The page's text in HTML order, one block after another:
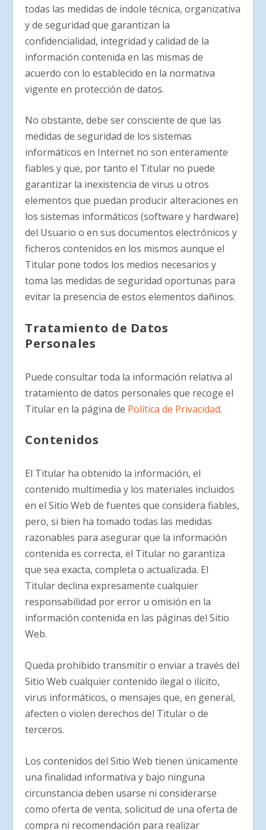
todas las medidas de índole técnica, organizativa
y de seguridad que garantizan la
confidencialidad, integridad y calidad de la
información contenida en las mismas de
acuerdo con lo establecido en la normativa
vigente en protección de datos.
No obstante, debe ser consciente de que las
medidas de seguridad de los sistemas
informáticos en Internet no son enteramente
fiables y que, por tanto el Titular no puede
garantizar la inexistencia de virus u otros
elementos que puedan producir alteraciones en
los sistemas informáticos (software y hardware)
del Usuario o en sus documentos electrónicos y
ficheros contenidos en los mismos aunque el
Titular pone todos los medios necesarios y
toma las medidas de seguridad oportunas para
evitar la presencia de estos elementos dañinos.
Tratamiento de Datos
Personales
Puede consultar toda la información relativa al
tratamiento de datos personales que recoge el
Titular en la página de Política de Privacidad.
Contenidos
El Titular ha obtenido la información, el
contenido multimedia y los materiales incluidos
en el Sitio Web de fuentes que considera fiables,
pero, si bien ha tomado todas las medidas
razonables para asegurar que la información
contenida es correcta, el Titular no garantiza
que sea exacta, completa o actualizada. El
Titular declina expresamente cualquier
responsabilidad por error u omisión en la
información contenida en las páginas del Sitio
Web.
Queda prohibido transmitir o enviar a través del
Sitio Web cualquier contenido ilegal o ilícito,
virus informáticos, o mensajes que, en general,
afecten o violen derechos del Titular o de
terceros.
Los contenidos del Sitio Web tienen únicamente
una finalidad informativa y bajo ninguna
circunstancia deben usarse ni considerarse
como oferta de venta, solicitud de una oferta de
compra ni recomendación para realizar